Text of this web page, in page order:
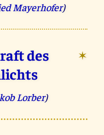
Mayerhofer)
des
✶
Lorber)